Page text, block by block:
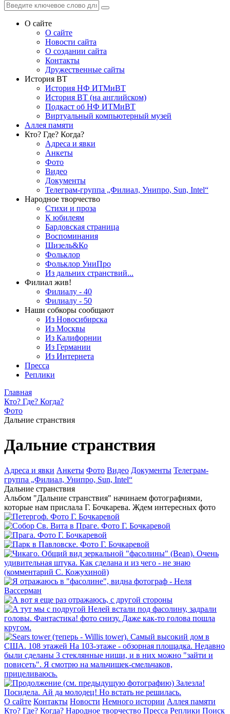
О сайте
О сайте
Новости сайта
О создании сайта
Контакты
Дружественные сайты
История ВТ
История НФ ИТМиВТ
История ВТ (на английском)
Подкаст об НФ ИТМиВТ
Виртуальный компьютерный музей
Аллея памяти
Кто? Где? Когда?
Адреса и явки
Анкеты
Фото
Видео
Документы
Телеграм-группа „Филиал, Унипро, Sun, Intel“
Народное творчество
Стихи и проза
К юбилеям
Бардовская страница
Воспоминания
Шизель&Ко
Фольклор
Фольклор УниПро
Из дальних странствий...
Филиал жив!
Филиалу - 40
Филиалу - 50
Наши собкоры сообщают
Из Новосибирска
Из Москвы
Из Калифорнии
Из Германии
Из Интернета
Пресса
Реплики
Главная
Кто? Где? Когда?
Фото
Дальние странствия
Дальние странствия
Адреса и явки Анкеты Фото Видео Документы Телеграм-
группа „Филиал, Унипро, Sun, Intel“
Дальние странствия
Альбом "Дальние странствия" начинаем фотографиями,
которые нам прислала Г. Бочкарева. Ждем интересных фото
О сайте Контакты Новости Немного истории Аллея памяти
Кто? Где? Когда? Народное творчество Пресса Реплики Поиск